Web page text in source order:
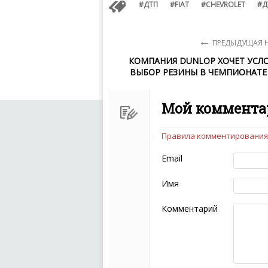
ДТП FIAT CHEVROLET
← ПРЕДЫДУЩАЯ
КОМПАНИЯ DUNLOP ХОЧЕТ
ВЫБОР РЕЗИНЫ В ЧЕМПИОНАТЕ
Мой
Чтобы ваш комментарий
следующих правил:
Комментарий не
эмоциональных
Не стоит
Пожалуйста, не
также призывы к
Правила комментирования
Email
Имя
Комментарий